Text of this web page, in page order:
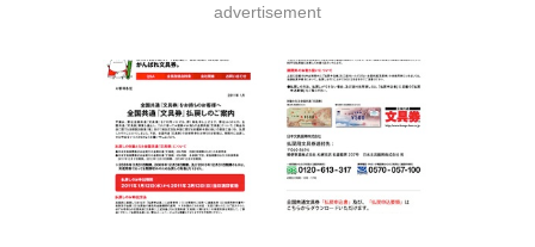
advertisement